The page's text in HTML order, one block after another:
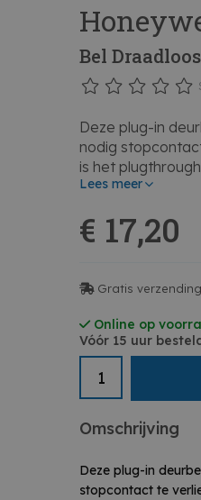
Bel
Deze plug-in
nodig
is het
plug-in deurbel
de gong en de
geplaatst. Kies
deurbellen of
de ruimte om
Lees meer
€ 17,20
Gratis
Online op
Vóór 15 uur
Omschrijving
Deze plug-in
stopcontact te